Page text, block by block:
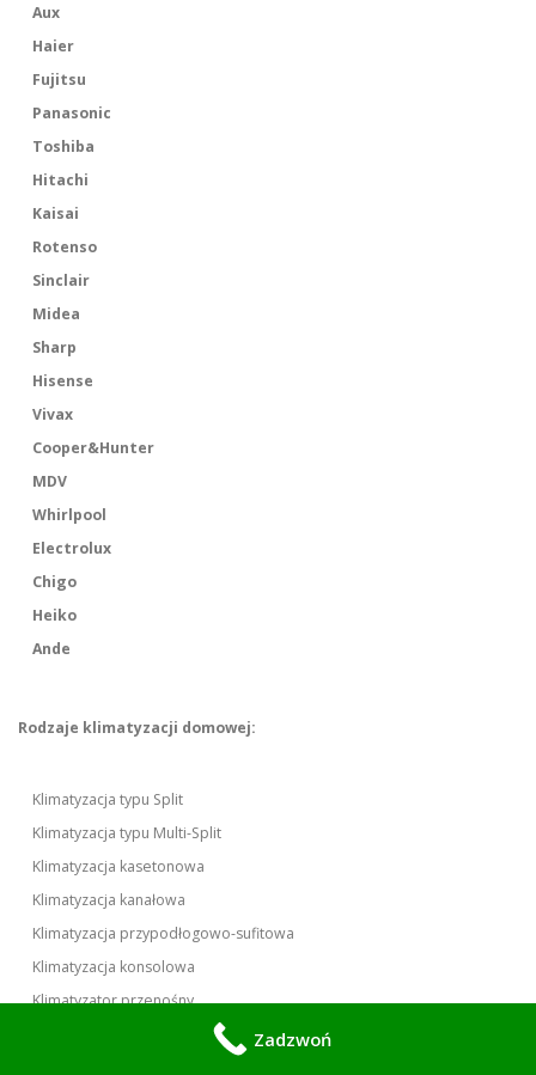
Aux
Haier
Fujitsu
Panasonic
Toshiba
Hitachi
Kaisai
Rotenso
Sinclair
Midea
Sharp
Hisense
Vivax
Cooper&Hunter
MDV
Whirlpool
Electrolux
Chigo
Heiko
Ande
Rodzaje klimatyzacji domowej:
Klimatyzacja typu Split
Klimatyzacja typu Multi-Split
Klimatyzacja kasetonowa
Klimatyzacja kanałowa
Klimatyzacja przypodłogowo-sufitowa
Klimatyzacja konsolowa
Klimatyzator przenośny
Zadzwoń